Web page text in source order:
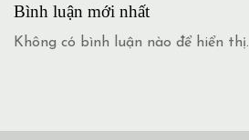
Bình luận mới nhất
Không có bình luận nào để hiển thị.